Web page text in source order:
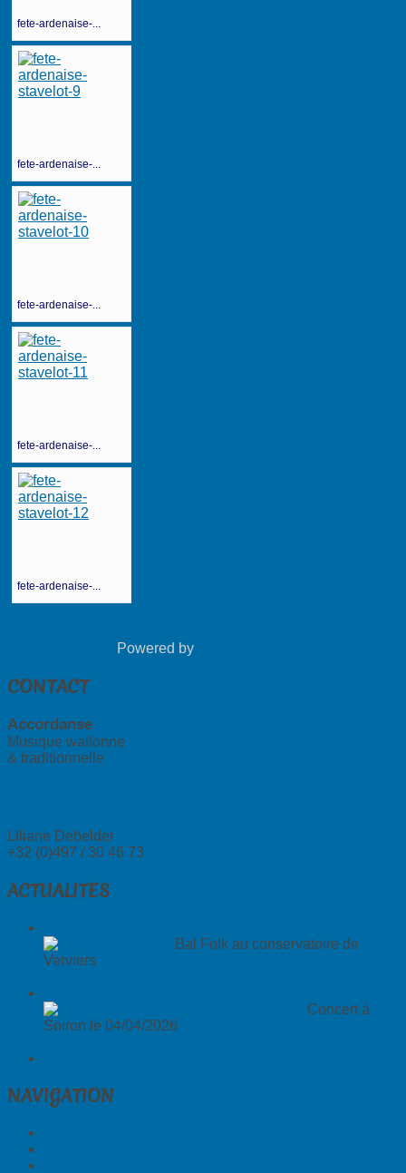
fete-ardenaise-...
fete-ardenaise-...
fete-ardenaise-...
fete-ardenaise-...
fete-ardenaise-...
Powered by
CONTACT
Accordanse
Musique wallonne
& traditionnelle
Liliane Debelder
+32 (0)497 / 30 46 73
ACTUALITES
Bal Folk au conservatoire de
Verviers
Concert à
Soiron le 04/04/2026
NAVIGATION